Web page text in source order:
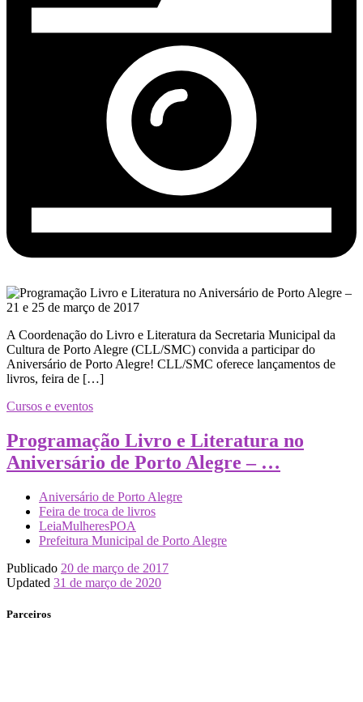
A Coordenação do Livro e Literatura da Secretaria Municipal da
Cultura de Porto Alegre (CLL/SMC) convida a participar do
Aniversário de Porto Alegre! CLL/SMC oferece lançamentos de
livros, feira de […]
Cursos e eventos
Programação Livro e Literatura no
Aniversário de Porto Alegre – …
Aniversário de Porto Alegre
Feira de troca de livros
LeiaMulheresPOA
Prefeitura Municipal de Porto Alegre
Publicado 20 de março de 2017
Updated 31 de março de 2020
Parceiros